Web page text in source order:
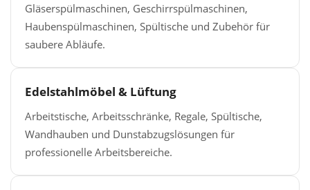
Gläserspülmaschinen, Geschirrspülmaschinen,
Haubenspülmaschinen, Spültische und Zubehör für
saubere Abläufe.
Edelstahlmöbel & Lüftung
Arbeitstische, Arbeitsschränke, Regale, Spültische,
Wandhauben und Dunstabzugslösungen für
professionelle Arbeitsbereiche.